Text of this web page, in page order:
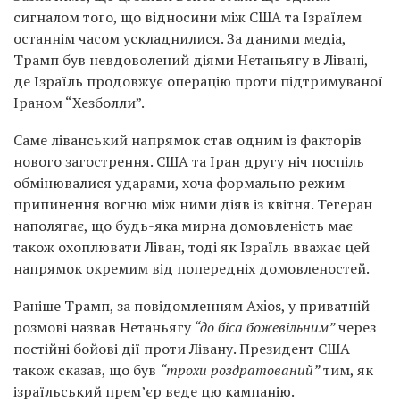
сигналом того, що відносини між США та Ізраїлем
останнім часом ускладнилися. За даними медіа,
Трамп був невдоволений діями Нетаньягу в Лівані,
де Ізраїль продовжує операцію проти підтримуваної
Іраном “Хезболли”.
Саме ліванський напрямок став одним із факторів
нового загострення. США та Іран другу ніч поспіль
обмінювалися ударами, хоча формально режим
припинення вогню між ними діяв із квітня. Тегеран
наполягає, що будь-яка мирна домовленість має
також охоплювати Ліван, тоді як Ізраїль вважає цей
напрямок окремим від попередніх домовленостей.
Раніше Трамп, за повідомленням Axios, у приватній
розмові назвав Нетаньягу“до біса божевільним”через
постійні бойові дії проти Лівану. Президент США
також сказав, що був “трохи роздратований”тим, як
ізраїльський прем’єр веде цю кампанію.